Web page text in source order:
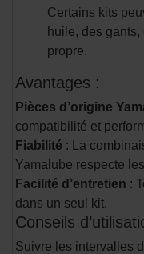
Certains kits
huile, des
propre.
Avantages :
Pièces d’origine
compatibilité et
Fiabilité : La
Yamalube respecte
Facilité d’entretien :
dans un seul kit.
Conseils
Suivre les intervalles